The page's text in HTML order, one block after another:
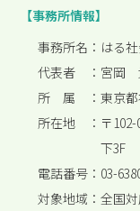
【事務所情報】
事務所名： はる
代表者 ： 宮岡
所 属 ：東京
所在地 ： 〒
下3F
電話番号： 03-
対象地域：全国